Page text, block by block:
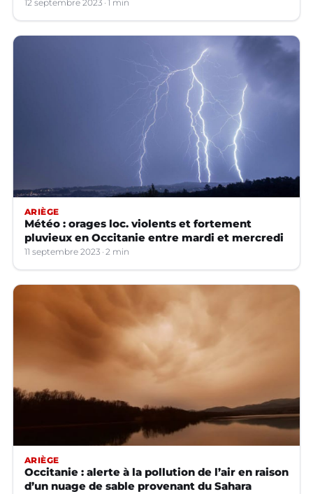
12 septembre 2023 1 min
ARIÈGE
Météo : orages loc. violents et fortement
pluvieux en Occitanie entre mardi et mercredi
11 septembre 2023 2 min
ARIÈGE
Occitanie : alerte à la pollution de l’air en raison
d’un nuage de sable provenant du Sahara